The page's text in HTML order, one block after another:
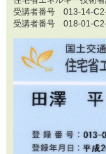
受講者番号 013-14-
受講者番号 018-01-